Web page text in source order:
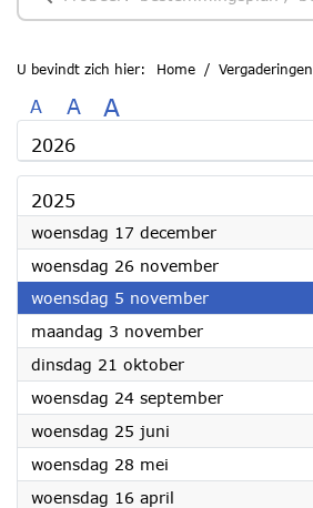
U bevindt zich hier: Home Vergaderingen
A A A
2026
2025
woensdag 17 december2025
woensdag 26 november2025
woensdag 5 november2025
maandag 3 november2025
dinsdag 21 oktober2025
woensdag 24 september2025
woensdag 25 juni
woensdag 28 mei
woensdag 16 april